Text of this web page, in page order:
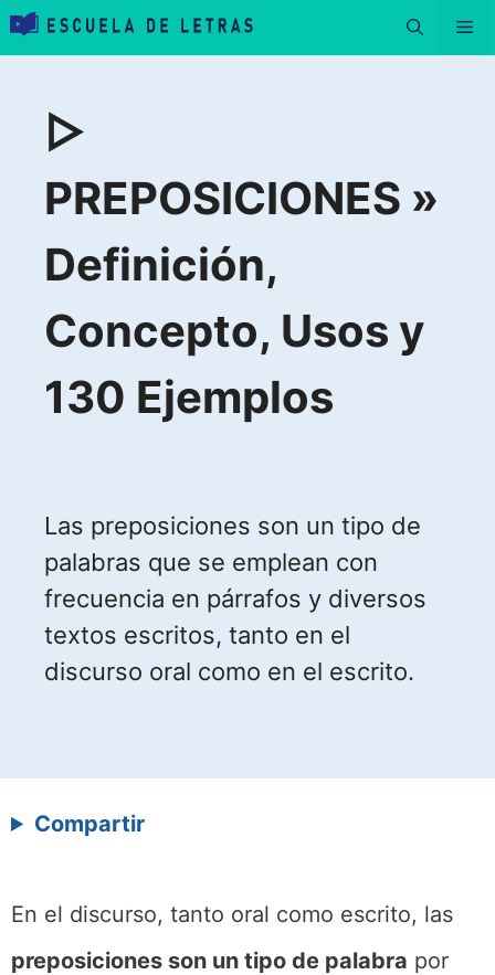
Saltar
contenido
▷
PREPOSICIONES »
Definición,
Concepto, Usos y
130 Ejemplos
Las preposiciones son un tipo de
palabras que se emplean con
frecuencia en párrafos y diversos
textos escritos, tanto en el
discurso oral como en el escrito.
Compartir
En el discurso, tanto oral como escrito, las
preposiciones son un tipo de palabra por